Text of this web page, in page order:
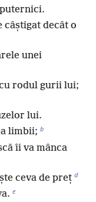
câștigat decât o
unei
rodul gurii lui;
lui.
limbii; b
îi va mânca
ceva de preț d
e